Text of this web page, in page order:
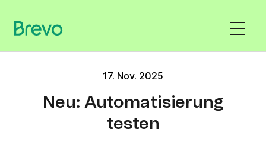
17. Nov. 2025
Neu: Automatisierung
testen